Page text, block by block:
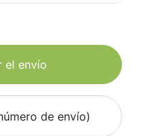
el envío
de envío)